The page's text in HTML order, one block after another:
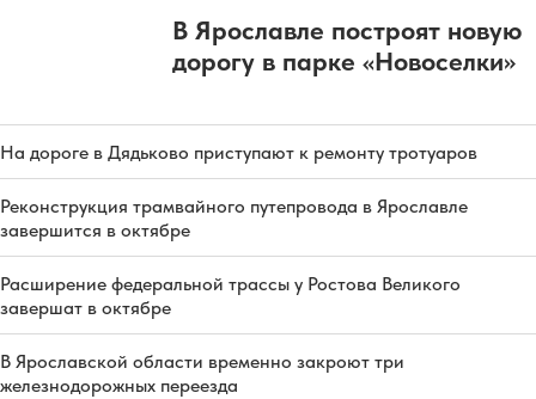
В Ярославле построят новую
дорогу в парке «Новоселки»
На дороге в Дядьково приступают к ремонту тротуаров
Реконструкция трамвайного путепровода в Ярославле
завершится в октябре
Расширение федеральной трассы у Ростова Великого
завершат в октябре
В Ярославской области временно закроют три
железнодорожных переезда